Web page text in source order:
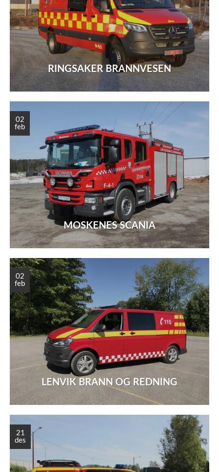
RINGSAKER BRANNVESEN
MOSKENES SCANIA
02
feb
LENVIK BRANN OG REDNING
02
feb
21
des